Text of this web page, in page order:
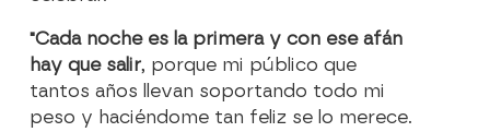
"Cada noche es la primera y con ese afán
hay que salir, porque mi público que
tantos años llevan soportando todo mi
peso y haciéndome tan feliz se lo merece.